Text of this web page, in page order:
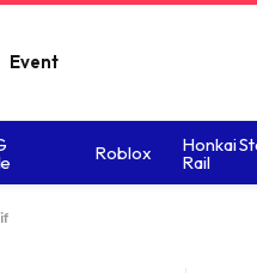
Event
Roblox Honkai
Rail